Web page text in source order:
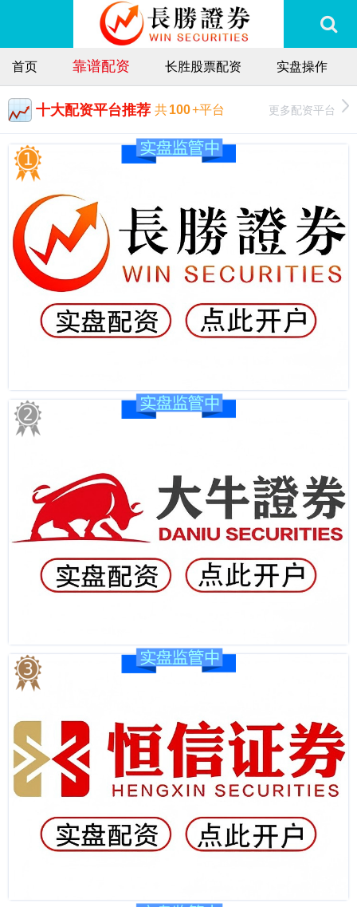
首页 靠谱配资 长胜股票配资 实盘操作
十大配资平台推荐 共100+平台 更多配资平台